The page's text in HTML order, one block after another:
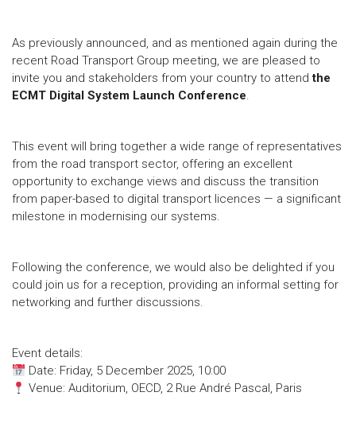
As previously announced, and as mentioned again during the
recent Road Transport Group meeting, we are pleased to
invite you and stakeholders from your country to attendthe
ECMT Digital System Launch Conference.
This event will bring together a wide range of representatives
from the road transport sector, offering an excellent
opportunity to exchange views and discuss the transition
from paper-based to digital transport licences — a significant
milestone in modernising our systems.
Following the conference, we would also be delighted if you
could join us for a reception, providing an informal setting for
networking and further discussions.
Event details:
Date: Friday, 5 December 2025, 10:00
Venue: Auditorium, OECD, 2 Rue André Pascal, Paris